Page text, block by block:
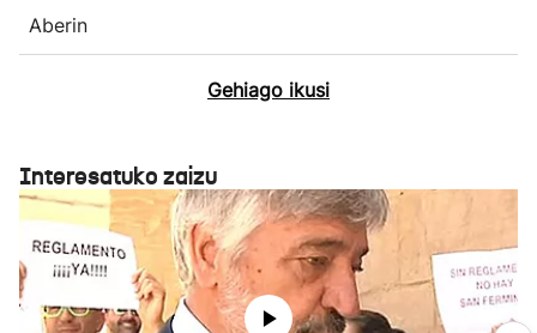
Aberin
Gehiago ikusi
Interesatuko zaizu